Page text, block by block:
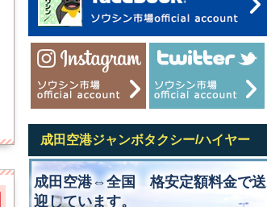
成田空港ジャンボタクシー/ハイヤー
成田空港⇔全国 格安定額料金で送
迎しています。